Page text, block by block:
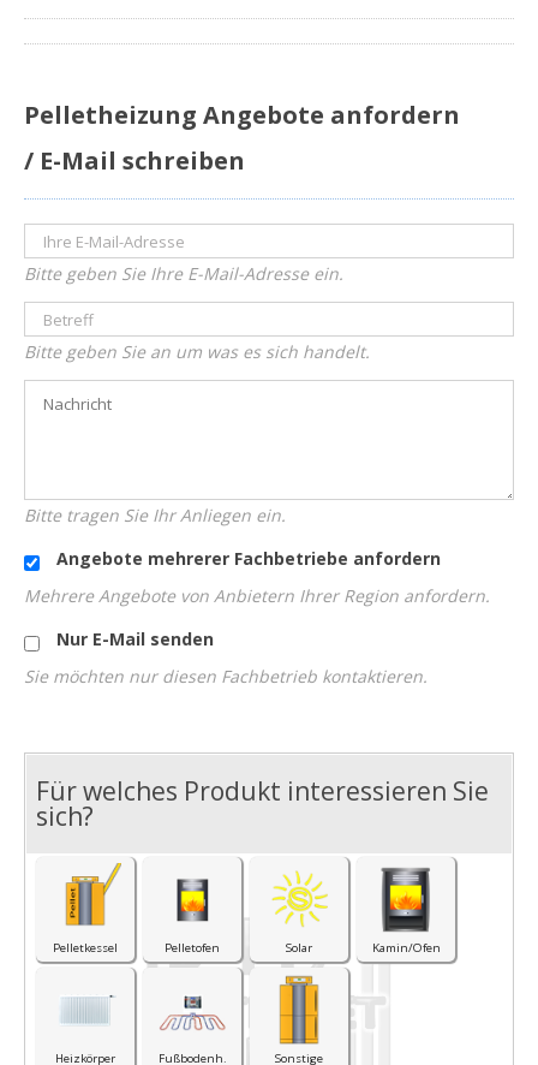
Pelletheizung Angebote anfordern
/ E-Mail schreiben
Bitte geben Sie Ihre E-Mail-Adresse ein.
Bitte geben Sie an um was es sich handelt.
Bitte tragen Sie Ihr Anliegen ein.
Angebote mehrerer Fachbetriebe anfordern
Mehrere Angebote von Anbietern Ihrer Region anfordern.
Nur E-Mail senden
Sie möchten nur diesen Fachbetrieb kontaktieren.
Für welches Produkt interessieren Sie
sich?
Pelletkessel Pelletofen Solar Kamin/Ofen
Heizkörper Fußbodenh. Sonstige